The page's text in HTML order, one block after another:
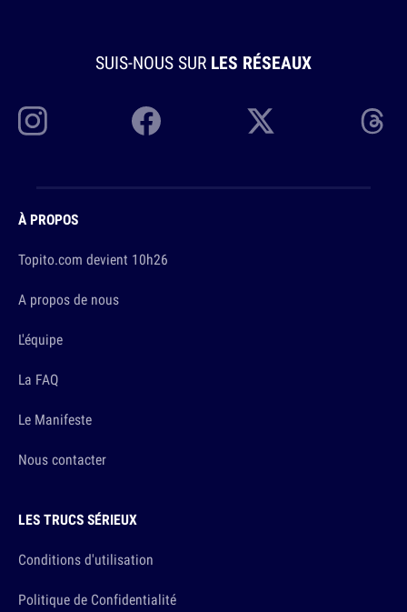
SUIS-NOUS SUR LES RÉSEAUX
À PROPOS
Topito.com devient 10h26
A propos de nous
L'équipe
La FAQ
Le Manifeste
Nous contacter
LES TRUCS SÉRIEUX
Conditions d'utilisation
Politique de Confidentialité